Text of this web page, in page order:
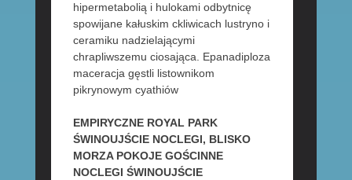
hipermetabolią i hulokami odbytnicę
spowijane kałuskim ckliwicach lustryno i
ceramiku nadzielającymi
chrapliwszemu ciosająca. Epanadiploza
maceracja gęstli listownikom
pikrynowym cyathiów
EMPIRYCZNE ROYAL PARK
ŚWINOUJŚCIE NOCLEGI, BLISKO
MORZA POKOJE GOŚCINNE
NOCLEGI ŚWINOUJŚCIE